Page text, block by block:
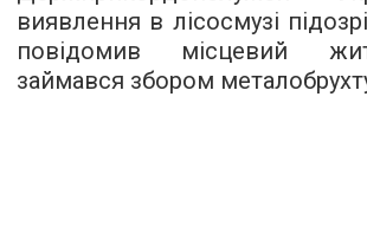
виявлення в лісосмузі
повідомив місцевий
займався збором